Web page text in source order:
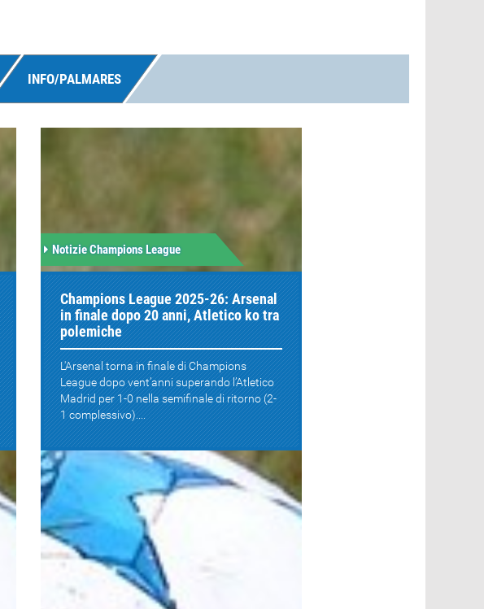
INFO/PALMARES
Notizie Champions League
Champions League 2025-26: Arsenal
in finale dopo 20 anni, Atletico ko tra
polemiche
L'Arsenal torna in finale di Champions
League dopo vent’anni superando l’Atletico
Madrid per 1-0 nella semifinale di ritorno (2-
1 complessivo)....